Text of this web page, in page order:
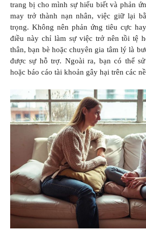
trang bị cho mình sự hiểu biết và phản
may trở thành nạn nhân, việc giữ lại
trọng. Không nên phản ứng tiêu cực
điều này chỉ làm sự việc trở nên tồi tệ
thân, bạn bè hoặc chuyên gia tâm lý là
được sự hỗ trợ. Ngoài ra, bạn có thể
hoặc báo cáo tài khoản gây hại trên các